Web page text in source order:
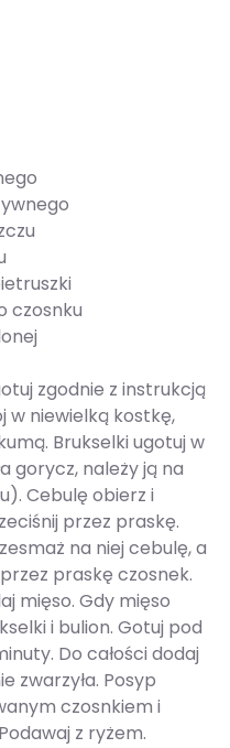
czosnku
zgodnie z instrukcją
w niewielką kostkę,
Brukselki ugotuj w
gorycz, należy ją na
Cebulę obierz i
przez praskę.
na niej cebulę, a
praskę czosnek.
mięso. Gdy mięso
i bulion. Gotuj pod
Do całości dodaj
zwarzyła. Posyp
czosnkiem i
z ryżem.